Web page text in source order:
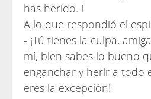
has herido. !
A lo que respondió el
- ¡Tú tienes la culpa,
mí, bien sabes lo bueno
enganchar y herir a todo
eres la excepción!